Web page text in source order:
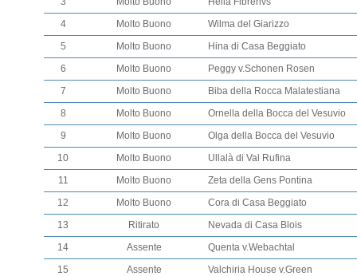
4
Molto Buono
Wilma del Giarizzo
5
Molto Buono
Hina di Casa Beggiato
6
Molto Buono
Peggy v.Schonen Rosen
7
Molto Buono
Biba della Rocca Malatestiana
8
Molto Buono
Ornella della Bocca del Vesuvio
9
Molto Buono
Olga della Bocca del Vesuvio
10
Molto Buono
Ullalà di Val Rufina
11
Molto Buono
Zeta della Gens Pontina
12
Molto Buono
Cora di Casa Beggiato
13
Ritirato
Nevada di Casa Blois
14
Assente
Quenta v.Webachtal
15
Assente Valchiria House v.Green